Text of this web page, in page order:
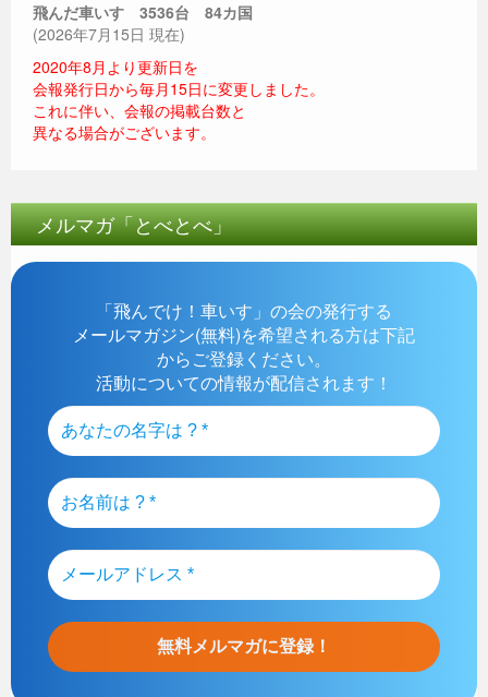
飛んだ車いす 3536台 84カ国
(2026年7月15日 現在)
2020年8月より更新日を
会報発行日から毎月15日に変更しました。
これに伴い、会報の掲載台数と
異なる場合がございます。
メルマガ「とべとべ」
「飛んでけ！車いす」の会の発行する
メールマガジン(無料)を希望される方は下記
からご登録ください。
活動についての情報が配信されます！